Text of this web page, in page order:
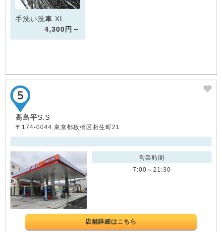
手洗い洗車 XL
4,300円～
高島平S.S
〒174-0044 東京都板橋区相生町21
営業時間
7:00～21:30
店舗詳細はこちら